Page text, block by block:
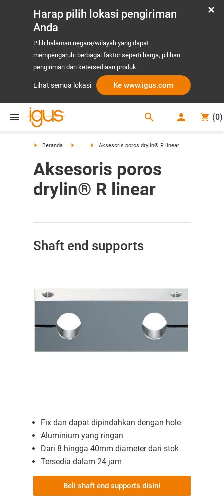
Harap pilih lokasi pengiriman
Anda
Pilih halaman negara/wilayah yang dapat
mempengaruhi berbagai faktor seperti harga, pilihan
pengiriman dan ketersediaan produk.
Lihat semua lokasi Ke www.igus.com
search (0)
Beranda ... Aksesoris poros drylin® R linear
Aksesoris poros
drylin® R linear
Shaft end supports
Fix dan dapat dipindahkan dengan hole
Aluminium yang ringan
Dari 8 hingga 40mm diameter dari stok
Tersedia dalam 24 jam
Beli shaft end supports disini